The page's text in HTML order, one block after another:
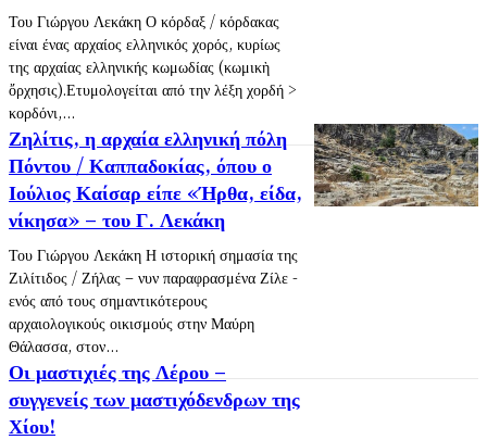
Του Γιώργου Λεκάκη Ο κόρδαξ / κόρδακας
είναι ένας αρχαίος ελληνικός χορός, κυρίως
της αρχαίας ελληνικής κωμωδίας (κωμικὴ
ὄρχησις).Ετυμολογείται από την λέξη χορδή >
κορδόνι,...
Ζηλίτις, η αρχαία ελληνική πόλη
Πόντου / Καππαδοκίας, όπου ο
Ιούλιος Καίσαρ είπε «Ήρθα, είδα,
νίκησα» – του Γ. Λεκάκη
Του Γιώργου Λεκάκη Η ιστορική σημασία της
Ζιλίτιδος / Ζήλας – νυν παραφρασμένα Ζίλε -
ενός από τους σημαντικότερους
αρχαιολογικούς οικισμούς στην Μαύρη
Θάλασσα, στον...
Οι μαστιχιές της Λέρου –
συγγενείς των μαστιχόδενδρων της
Χίου!